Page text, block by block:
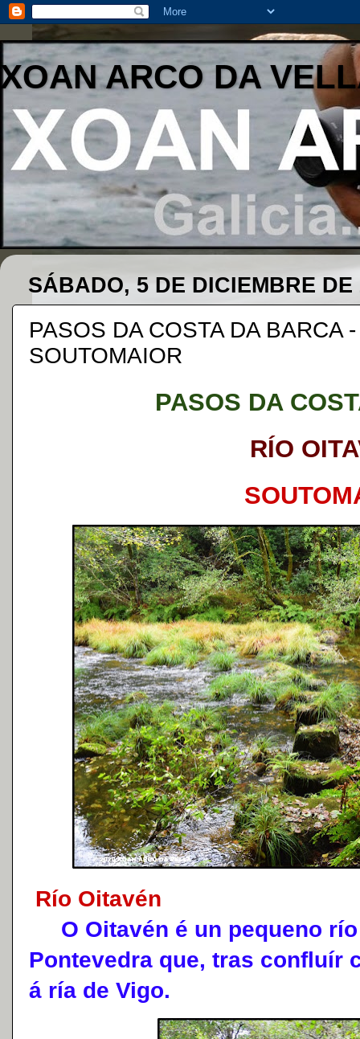
XOAN ARCO DA
SÁBADO, 5 DE DICIEMBRE DE
PASOS DA COSTA DA BARCA
SOUTOMAIOR
PASOS DA
RÍO
Río Oitavén
O Oitavén é un pequeno
Pontevedra que, tras confluír
á ría de Vigo.